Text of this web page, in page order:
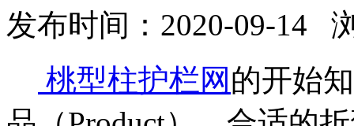
发布时间：2020-09-14
桃型柱护栏网 的开始